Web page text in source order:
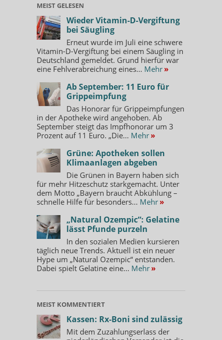
MEIST GELESEN
Wieder Vitamin-D-Vergiftung
bei Säugling
Erneut wurde im Juli eine schwere
Vitamin-D-Vergiftung bei einem Säugling in
Deutschland gemeldet. Grund hierfür war
eine Fehlverabreichung eines... Mehr »
Ab September: 11 Euro für
Grippeimpfung
Das Honorar für Grippeimpfungen
in der Apotheke wird angehoben. Ab
September steigt das Impfhonorar um 3
Prozent auf 11 Euro. „Die... Mehr »
Grüne: Apotheken sollen
Klimaanlagen abgeben
Die Grünen in Bayern haben sich
für mehr Hitzeschutz starkgemacht. Unter
dem Motto „Bayern braucht Abkühlung –
schnelle Hilfe für besonders... Mehr »
„Natural Ozempic“: Gelatine
lässt Pfunde purzeln
In den sozialen Medien kursieren
täglich neue Trends. Aktuell ist ein neuer
Hype um „Natural Ozempic“ entstanden.
Dabei spielt Gelatine eine... Mehr »
MEIST KOMMENTIERT
Kassen: Rx-Boni sind zulässig
Mit dem Zuzahlungserlass der